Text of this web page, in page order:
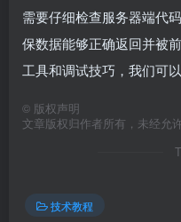
需要仔细检查服务器端代
保数据能够正确返回并被
工具和调试技巧，我们可
© 版权声明
文章版权归作者所有，未经允
技术教程